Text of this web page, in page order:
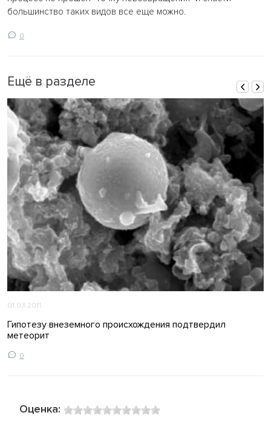
большинство таких видов все еще можно.
0
Ещё в разделе
01.03.2011
Гипотезу внеземного происхождения подтвердил
метеорит
0
Оценка: